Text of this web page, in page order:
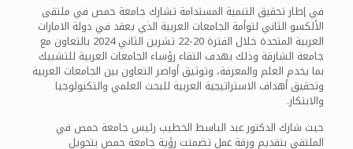
في إطار تحقيق التنمية المستدامة تشارك جامعة حمص في ملتقى
الألكسو الثاني لتوأمة الجامعات العربية الذي يعقد في دولة الامارات
العربية المتحدة خلال الفترة 20-22 تشرين الثاني 2024 بالتعاون مع
جامعة الشارقة وذلك بهدف التقاء رؤساء الجامعات العربية للتشبيك
بما يخدم العلم والمعرفة، وتوثيق أواصر التعاون بين الجامعات العربية
وتحقيق أهداف الاستراتيجية العربية للبحث العلمي والتكنولوجيا
والابتكار.
حيث شارك الدكتور عبد الباسط الخطيب رئيس جامعة حمص في
الملتقى بتقديم ورقة عمل تضمنت رؤية جامعة حمص بتحويل